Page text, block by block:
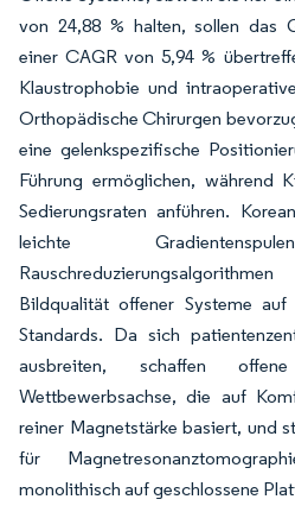
von 24,88 % halten, sollen das
einer CAGR von 5,94 %
Klaustrophobie und
Orthopädische Chirurgen
eine gelenkspezifische
Führung ermöglichen, während
Sedierungsraten anführen.
leichte
Bildqualität offener Systeme auf
Standards. Da sich
ausbreiten, schaffen
Wettbewerbsachse, die auf
reiner Magnetstärke basiert, und
für
monolithisch auf geschlossene